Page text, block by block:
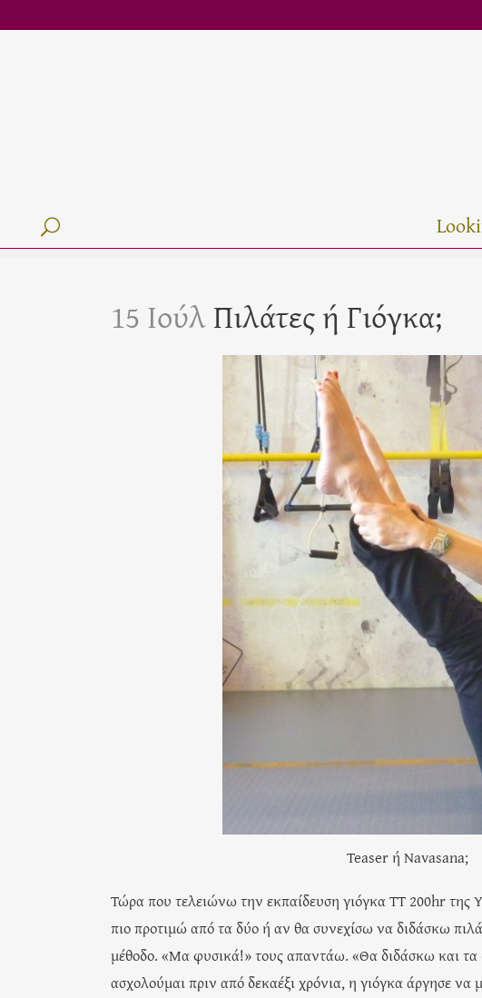
15 ΙούλΠιλάτες ή Γιόγκα;
Teaser ή Navasana;
Τώρα που τελειώνω την εκπαίδευση γιόγκα ΤΤ 200hr της
πιο προτιμώ από τα δύο ή αν θα συνεχίσω να διδάσκω
μέθοδο. «Μα φυσικά!» τους απαντάω. «Θα διδάσκω και τα
ασχολούμαι πριν από δεκαέξι χρόνια, η γιόγκα άργησε